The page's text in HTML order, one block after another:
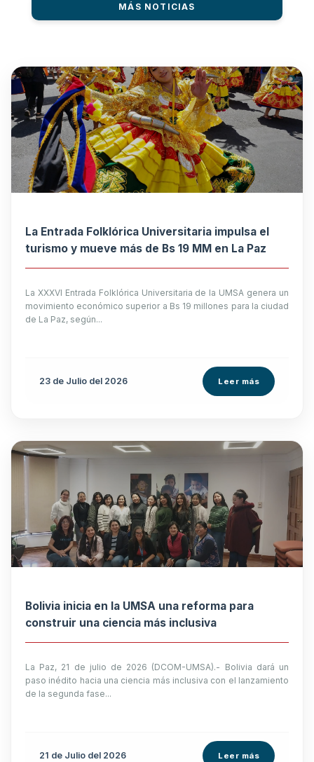
MÁS NOTICIAS
La Entrada Folklórica Universitaria impulsa el
turismo y mueve más de Bs 19 MM en La Paz
La XXXVI Entrada Folklórica Universitaria de la UMSA genera un
movimiento económico superior a Bs 19 millones para la ciudad
de La Paz, según...
23 de Julio del 2026 Leer más
Bolivia inicia en la UMSA una reforma para
construir una ciencia más inclusiva
La Paz, 21 de julio de 2026 (DCOM-UMSA).- Bolivia dará un
paso inédito hacia una ciencia más inclusiva con el lanzamiento
de la segunda fase...
21 de Julio del 2026 Leer más